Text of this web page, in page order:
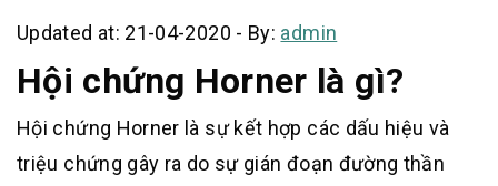
Updated at: 21-04-2020 - By: admin
Hội chứng Horner là gì?
Hội chứng Horner là sự kết hợp các dấu hiệu và
triệu chứng gây ra do sự gián đoạn đường thần